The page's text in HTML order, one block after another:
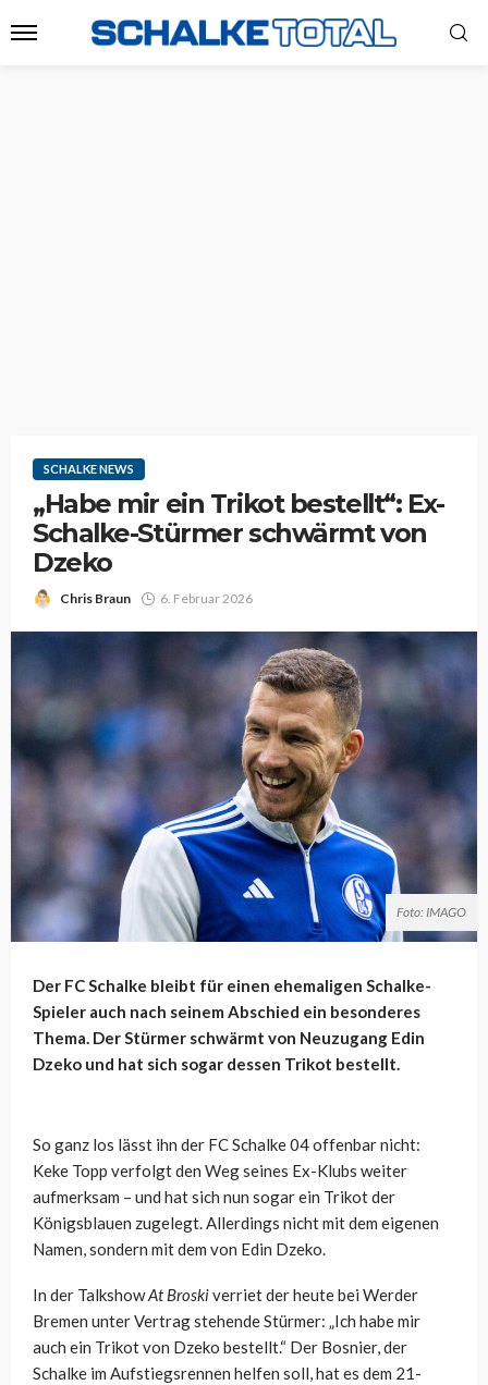
SCHALKE NEWS
„Habe mir ein Trikot bestellt“: Ex-
Schalke-Stürmer schwärmt von
Dzeko
Chris Braun 6. Februar 2026
Foto: IMAGO
Der FC Schalke bleibt für einen ehemaligen Schalke-
Spieler auch nach seinem Abschied ein besonderes
Thema. Der Stürmer schwärmt von Neuzugang Edin
Dzeko und hat sich sogar dessen Trikot bestellt.
So ganz los lässt ihn der FC Schalke 04 offenbar nicht:
Keke Topp verfolgt den Weg seines Ex-Klubs weiter
aufmerksam – und hat sich nun sogar ein Trikot der
Königsblauen zugelegt. Allerdings nicht mit dem eigenen
Namen, sondern mit dem von Edin Dzeko.
In der TalkshowAt Broskiverriet der heute bei Werder
Bremen unter Vertrag stehende Stürmer: „Ich habe mir
auch ein Trikot von Dzeko bestellt.“ Der Bosnier, der
Schalke im Aufstiegsrennen helfen soll, hat es dem 21-